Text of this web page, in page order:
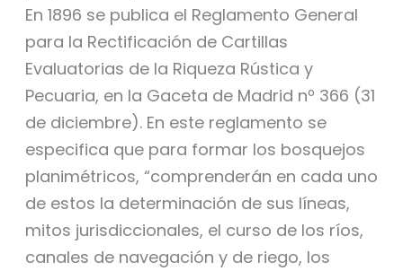
En 1896 se publica el Reglamento General
para la Rectificación de Cartillas
Evaluatorias de la Riqueza Rústica y
Pecuaria, en la Gaceta de Madrid nº 366 (31
de diciembre). En este reglamento se
especifica que para formar los bosquejos
planimétricos, “comprenderán en cada uno
de estos la determinación de sus líneas,
mitos jurisdiccionales, el curso de los ríos,
canales de navegación y de riego, los